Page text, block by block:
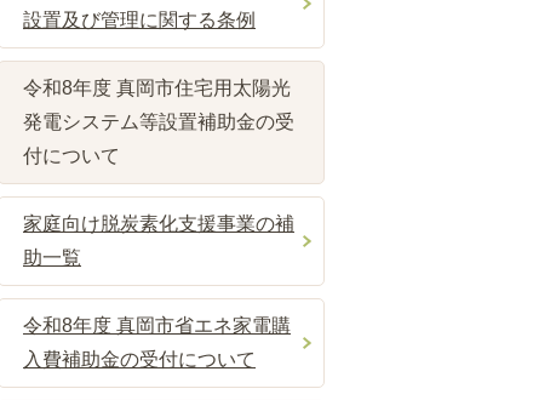
設置及び管理に関する条例
令和8年度 真岡市住宅用太陽光
発電システム等設置補助金の受
付について
家庭向け脱炭素化支援事業の補
助一覧
令和8年度 真岡市省エネ家電購
入費補助金の受付について